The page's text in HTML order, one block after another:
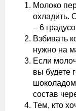
Молоко
охладить.
– 6
Взбивать
нужно на
Если
вы будете
состав
Тем, кто